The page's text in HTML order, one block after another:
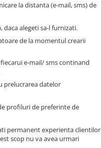
la distanta (e-mail, sms) de
alegeti sa-l furnizati.
de la momentul crearii
e-mail/ sms continand
prelucrarea datelor
profiluri de preferinte de
permanent experienta clientilor
scop nu va avea urmari